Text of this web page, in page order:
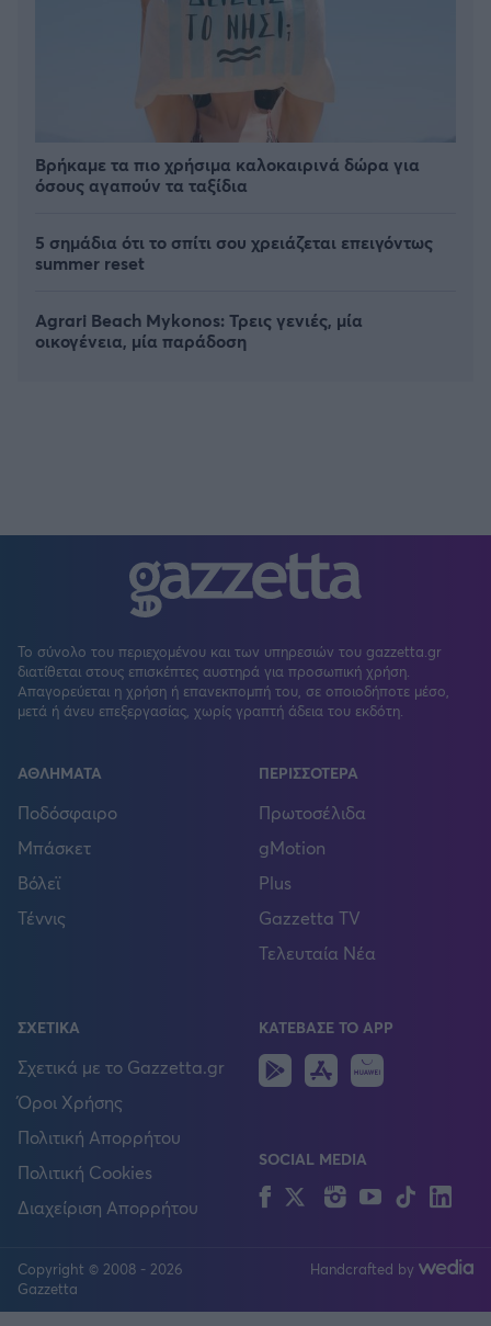
Βρήκαμε τα πιο χρήσιμα καλοκαιρινά δώρα για
όσους αγαπούν τα ταξίδια
5 σημάδια ότι το σπίτι σου χρειάζεται επειγόντως
summer reset
Agrari Beach Mykonos: Τρεις γενιές, μία
οικογένεια, μία παράδοση
Το σύνολο του περιεχομένου και των υπηρεσιών του gazzetta.gr
διατίθεται στους επισκέπτες αυστηρά για προσωπική χρήση.
Απαγορεύεται η χρήση ή επανεκπομπή του, σε οποιοδήποτε μέσο,
μετά ή άνευ επεξεργασίας, χωρίς γραπτή άδεια του εκδότη.
ΑΘΛΗΜΑΤΑ
Ποδόσφαιρο
Μπάσκετ
Βόλεϊ
Τέννις
ΠΕΡΙΣΣΟΤΕΡΑ
Πρωτοσέλιδα
gMotion
Plus
Gazzetta TV
Τελευταία Νέα
ΣΧΕΤΙΚΑ
Σχετικά με το Gazzetta.gr
Όροι Χρήσης
Πολιτική Απορρήτου
Πολιτική Cookies
Διαχείριση Απορρήτου
ΚΑΤΕΒΑΣΕ ΤΟ APP
Android
IOS
SOCIAL MEDIA
FacebookTwitterInstagram
YouTubeTikTok
Copyright © 2008 - 2026
Gazzetta
Handcrafted by